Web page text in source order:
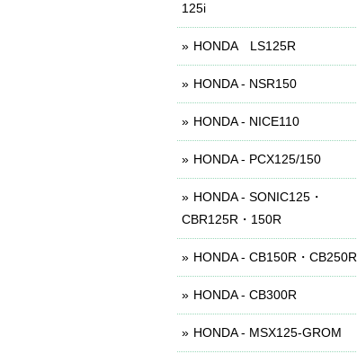
125i
HONDA LS125R
HONDA - NSR150
HONDA - NICE110
HONDA - PCX125/150
HONDA - SONIC125・
CBR125R・150R
HONDA - CB150R・CB250R
HONDA - CB300R
HONDA - MSX125-GROM